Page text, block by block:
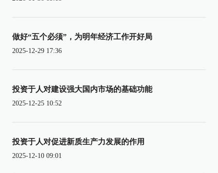
做好“五个必须”，为明年经济工作开好局
2025-12-29 17:36
投资于人对建设强大国内市场的基础功能
2025-12-25 10:52
投资于人对促进新质生产力发展的作用
2025-12-10 09:01